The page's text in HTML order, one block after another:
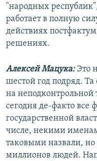
"народных
работает в полную
действиях
решениях.
Алексей Мацука: Это
шестой год подряд. Та
на
сегодня де-факто все
государственной
числе, некими
таковыми назвали, но
миллионов людей.